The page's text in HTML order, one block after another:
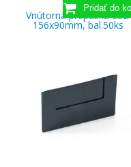
Vnútorná prepážka ESD
156x90mm, bal.50ks